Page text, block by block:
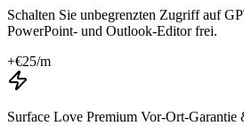
Schalten Sie unbegrenzten Zugriff auf
PowerPoint- und Outlook-Editor frei.
+€25/m
Surface Love Premium Vor-Ort-Garantie